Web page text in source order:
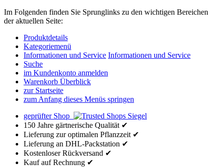
Im Folgenden finden Sie Sprunglinks zu den wichtigen Bereichen
der aktuellen Seite:
Produktdetails
Kategoriemenü
Informationen und Service Informationen und Service
Suche
im Kundenkonto anmelden
Warenkorb Überblick
zur Startseite
zum Anfang dieses Menüs springen
geprüfter Shop
150 Jahre gärtnerische Qualität ✔
Lieferung zur optimalen Pflanzzeit ✔
Lieferung an DHL-Packstation ✔
Kostenloser Rückversand ✔
Kauf auf Rechnung ✔